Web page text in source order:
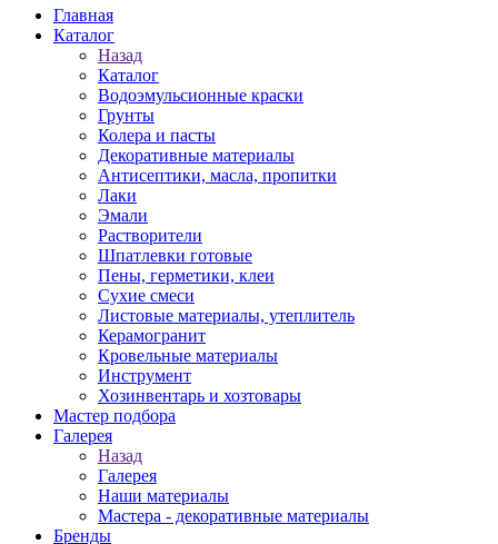
Главная
Каталог
Назад
Каталог
Водоэмульсионные краски
Грунты
Колера и пасты
Декоративные материалы
Антисептики, масла, пропитки
Лаки
Эмали
Растворители
Шпатлевки готовые
Пены, герметики, клеи
Сухие смеси
Листовые материалы, утеплитель
Керамогранит
Кровельные материалы
Инструмент
Хозинвентарь и хозтовары
Мастер подбора
Галерея
Назад
Галерея
Наши материалы
Мастера - декоративные материалы
Бренды